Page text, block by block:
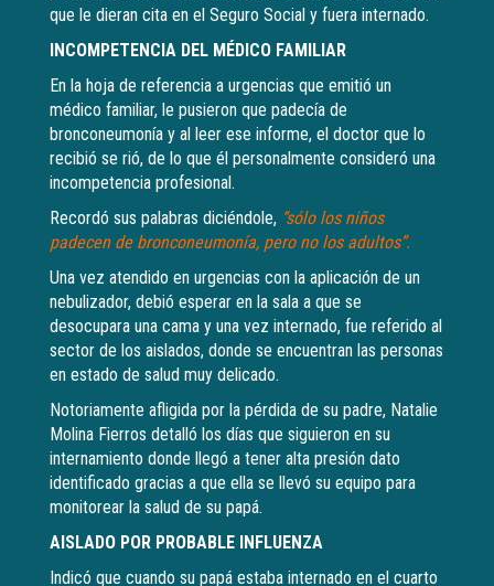
que le dieran cita en el Seguro Social y fuera internado.
INCOMPETENCIA DEL MÉDICO FAMILIAR
En la hoja de referencia a urgencias que emitió un
médico familiar, le pusieron que padecía de
bronconeumonía y al leer ese informe, el doctor que lo
recibió se rió, de lo que él personalmente consideró una
incompetencia profesional.
Recordó sus palabras diciéndole, “sólo los niños
padecen de bronconeumonía, pero no los adultos”.
Una vez atendido en urgencias con la aplicación de un
nebulizador, debió esperar en la sala a que se
desocupara una cama y una vez internado, fue referido al
sector de los aislados, donde se encuentran las personas
en estado de salud muy delicado.
Notoriamente afligida por la pérdida de su padre, Natalie
Molina Fierros detalló los días que siguieron en su
internamiento donde llegó a tener alta presión dato
identificado gracias a que ella se llevó su equipo para
monitorear la salud de su papá.
AISLADO POR PROBABLE INFLUENZA
Indicó que cuando su papá estaba internado en el cuarto